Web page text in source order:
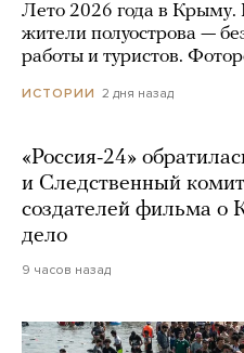
Лето 2026 года в Крыму.
жители полуострова —
работы и туристов.
ИСТОРИИ 2 дня назад
«Россия-24»
и Следственный
создателей фильма о
дело
9 часов назад